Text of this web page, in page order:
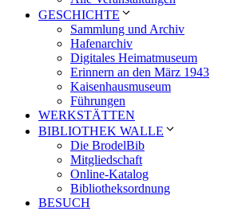
GESCHICHTE
Sammlung und Archiv
Hafenarchiv
Digitales Heimatmuseum
Erinnern an den März 1943
Kaisenhausmuseum
Führungen
WERKSTÄTTEN
BIBLIOTHEK WALLE
Die BrodelBib
Mitgliedschaft
Online-Katalog
Bibliotheksordnung
BESUCH